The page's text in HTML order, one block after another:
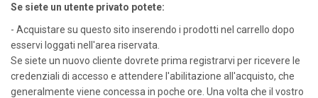
Se siete un utente privato potete:
- Acquistare su questo sito inserendo i prodotti nel carrello dopo
esservi loggati nell'area riservata.
Se siete un nuovo cliente dovrete prima registrarvi per ricevere le
credenziali di accesso e attendere l'abilitazione all'acquisto, che
generalmente viene concessa in poche ore. Una volta che il vostro